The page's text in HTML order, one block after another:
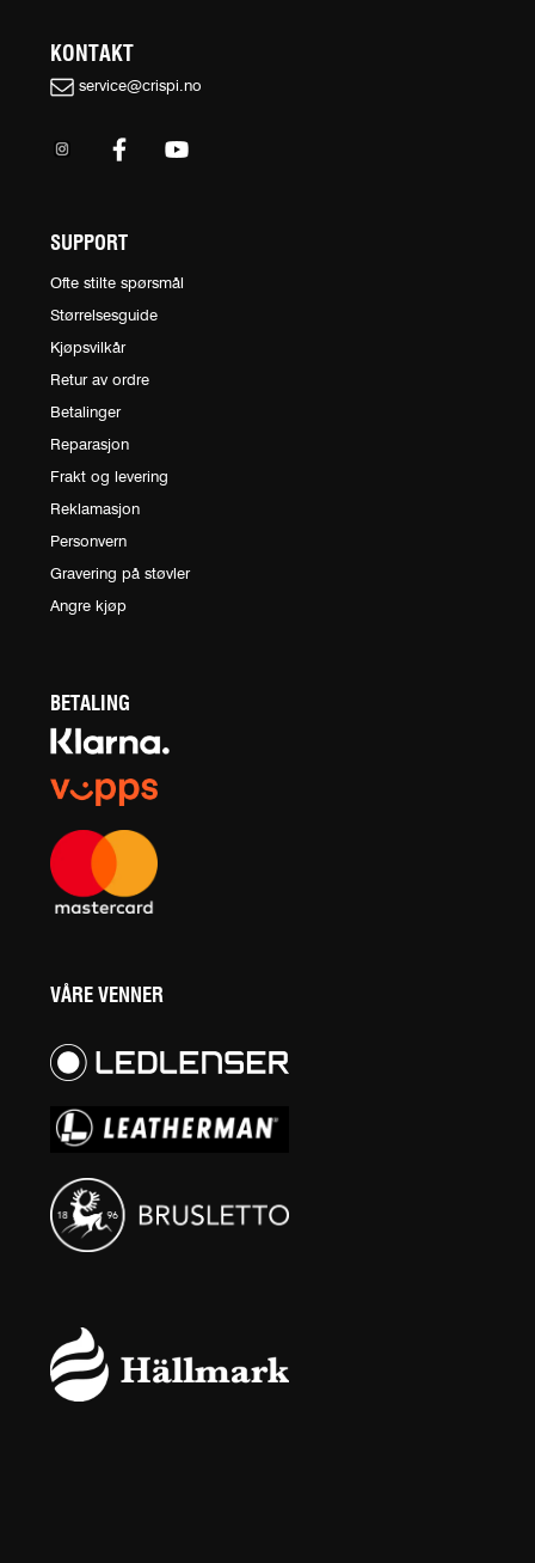
KONTAKT
service@crispi.no
SUPPORT
Ofte stilte spørsmål
Størrelsesguide
Kjøpsvilkår
Retur av ordre
Betalinger
Reparasjon
Frakt og levering
Reklamasjon
Personvern
Gravering på støvler
Angre kjøp
BETALING
VÅRE VENNER